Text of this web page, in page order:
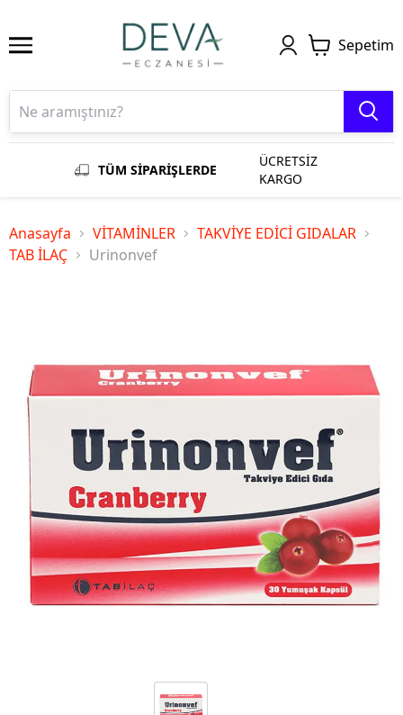
Sepetim
TÜM SİPARİŞLERDE
ÜCRETSİZ
KARGO
Anasayfa VİTAMİNLER
TAKVİYE EDİCİ GIDALAR
TAB İLAÇ
Urinonvef